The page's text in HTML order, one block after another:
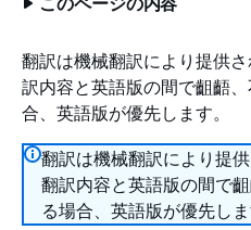
翻訳は機械翻訳により提供
訳内容と英語版の間で齟齬
合、英語版が優先します。
翻訳は機械翻訳により提
翻訳内容と英語版の間で
る場合、英語版が優先しま